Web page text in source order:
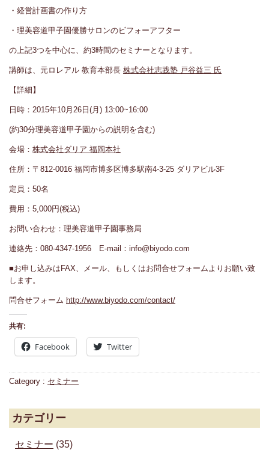
・経営計画書の作り方
・理美容道甲子園優勝サロンのビフォーアフター
の上記3つを中心に、約3時間のセミナーとなります。
講師は、元ロレアル 教育本部長 株式会社志践塾 戸谷益三 氏
【詳細】
日時：2015年10月26日(月) 13:00~16:00
(約30分理美容道甲子園からの説明を含む)
会場： 株式会社ダリア 福岡本社
住所：〒812-0016 福岡市博多区博多駅南4-3-25 ダリアビル3F
定員：50名
費用：5,000円(税込)
お問い合わせ：理美容道甲子園事務局
連絡先：080-4347-1956 E-mail：info@biyodo.com
■お申し込みはFAX、メール、もしくはお問合せフォームよりお願い致
します。
問合せフォーム http://www.biyodo.com/contact/
共有:
Facebook Twitter
Category : セミナー
カテゴリー
セミナー (35)